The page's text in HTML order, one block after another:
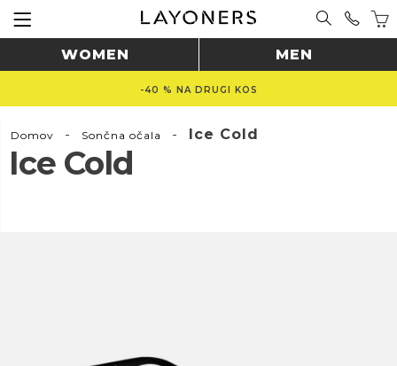
WOMEN MEN
-40 % NA DRUGI KOS
Domov - Sončna očala - Ice Cold
Ice Cold